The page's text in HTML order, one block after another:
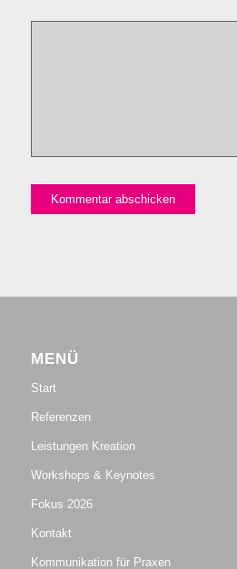
MENÜ
Start
Referenzen
Leistungen Kreation
Workshops & Keynotes
Fokus 2026
Kontakt
Kommunikation für Praxen